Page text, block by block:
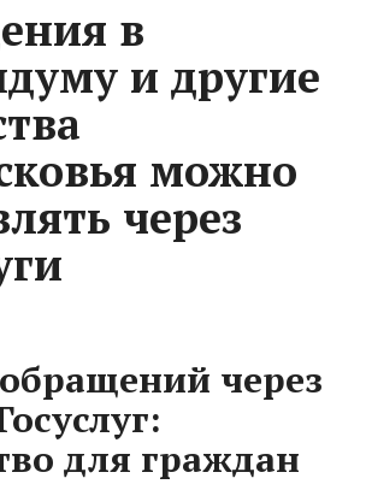
в
и другие
можно
через
через
для граждан